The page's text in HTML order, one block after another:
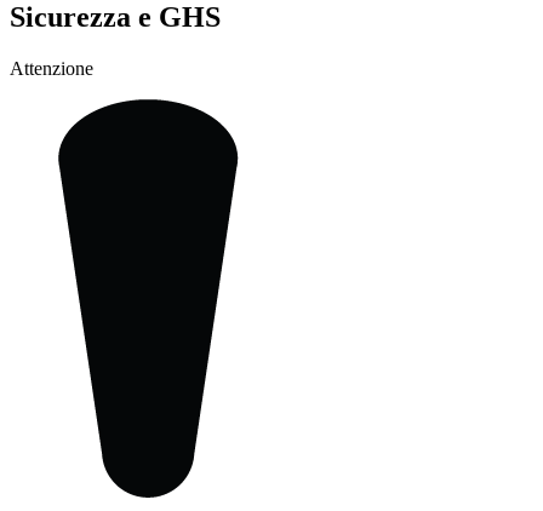
Sicurezza e GHS
Attenzione